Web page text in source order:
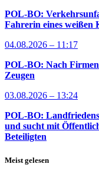
POL-BO:
Fahrerin eines weißen
04.08.2026 – 11:17
POL-BO: Nach
Zeugen
03.08.2026 – 13:24
POL-BO:
und sucht mit
Beteiligten
Meist gelesen